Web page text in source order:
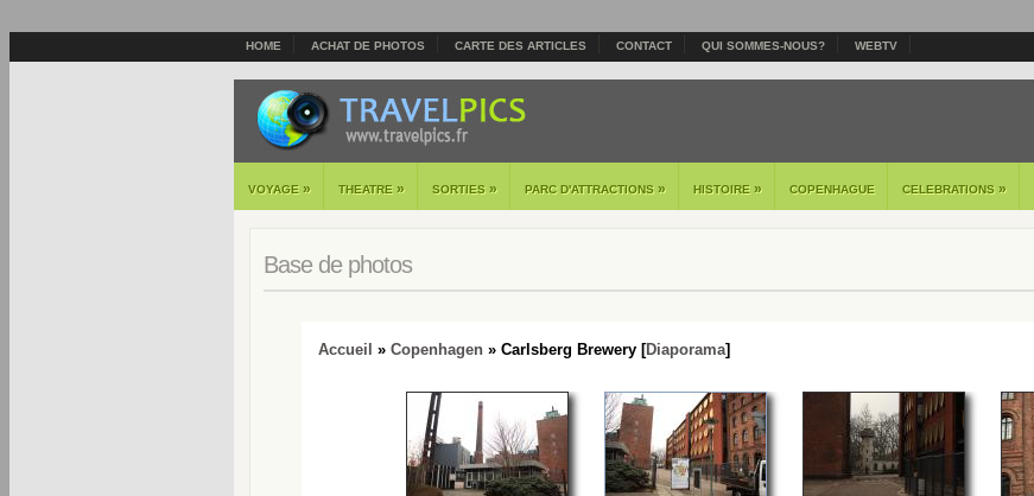
HOME ACHAT DE PHOTOS CARTE DES ARTICLES CONTACT QUI SOMMES-NOUS? WEBTV
VOYAGE » THEATRE » SORTIES » PARC D'ATTRACTIONS » HISTOIRE » COPENHAGUE CELEBRATIONS »
Base de photos
Accueil » Copenhagen » Carlsberg Brewery [Diaporama]